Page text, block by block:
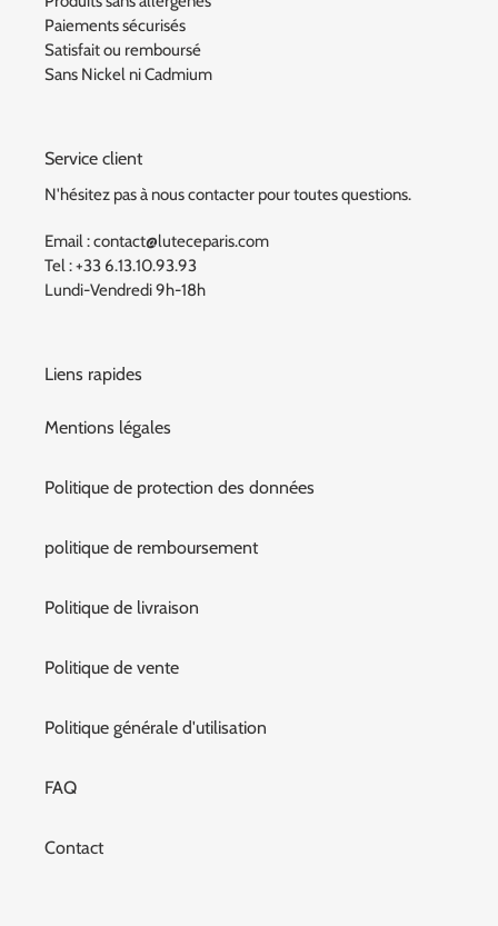
Paiements sécurisés
Satisfait ou remboursé
Sans Nickel ni Cadmium
Service client
N'hésitez pas à nous contacter pour toutes questions.
Email : contact@luteceparis.com
Tel : +33 6.13.10.93.93
Lundi-Vendredi 9h-18h
Liens rapides
Mentions légales
Politique de protection des données
politique de remboursement
Politique de livraison
Politique de vente
Politique générale d'utilisation
FAQ
Contact